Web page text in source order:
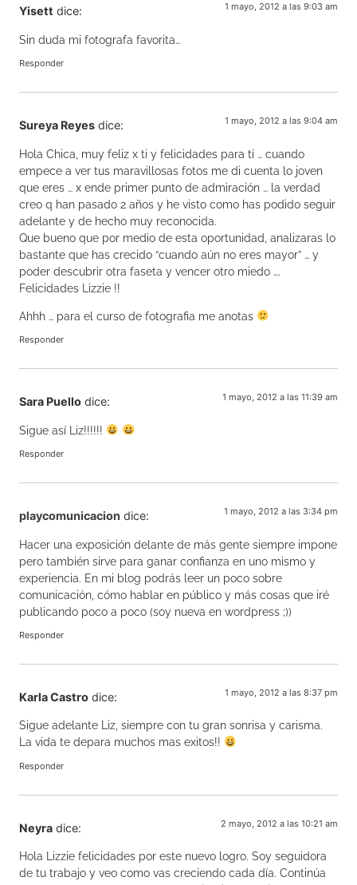
Yisett dice: 1 mayo, 2012 a las 9:03 am
Sin duda mi fotografa favorita…
Responder
Sureya Reyes dice: 1 mayo, 2012 a las 9:04 am
Hola Chica, muy feliz x ti y felicidades para tí … cuando
empece a ver tus maravillosas fotos me di cuenta lo joven
que eres … x ende primer punto de admiración … la verdad
creo q han pasado 2 años y he visto como has podido seguir
adelante y de hecho muy reconocida.
Que bueno que por medio de esta oportunidad, analizaras lo
bastante que has crecido “cuando aún no eres mayor” … y
poder descubrir otra faseta y vencer otro miedo ….
Felicidades Lizzie !!
Ahhh … para el curso de fotografia me anotas
Responder
Sara Puello dice: 1 mayo, 2012 a las 11:39 am
Sigue así Liz!!!!!!
Responder
playcomunicacion dice: 1 mayo, 2012 a las 3:34 pm
Hacer una exposición delante de más gente siempre impone
pero también sirve para ganar confianza en uno mismo y
experiencia. En mi blog podrás leer un poco sobre
comunicación, cómo hablar en público y más cosas que iré
publicando poco a poco (soy nueva en wordpress ;))
Responder
Karla Castro dice: 1 mayo, 2012 a las 8:37 pm
Sigue adelante Liz, siempre con tu gran sonrisa y carisma.
La vida te depara muchos mas exitos!!
Responder
Neyra dice: 2 mayo, 2012 a las 10:21 am
Hola Lizzie felicidades por este nuevo logro. Soy seguidora
de tu trabajo y veo como vas creciendo cada día. Continúa